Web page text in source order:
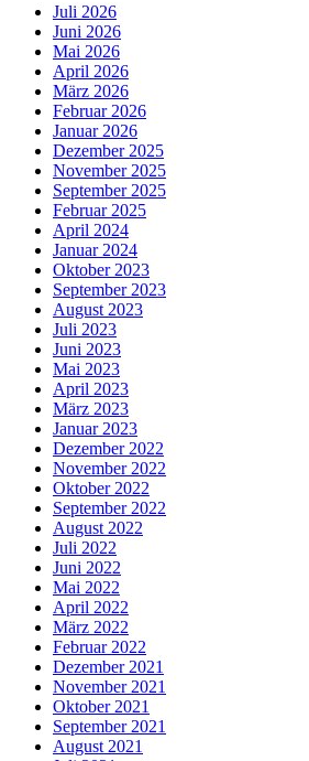
Juli 2026
Juni 2026
Mai 2026
April 2026
März 2026
Februar 2026
Januar 2026
Dezember 2025
November 2025
September 2025
Februar 2025
April 2024
Januar 2024
Oktober 2023
September 2023
August 2023
Juli 2023
Juni 2023
Mai 2023
April 2023
März 2023
Januar 2023
Dezember 2022
November 2022
Oktober 2022
September 2022
August 2022
Juli 2022
Juni 2022
Mai 2022
April 2022
März 2022
Februar 2022
Dezember 2021
November 2021
Oktober 2021
September 2021
August 2021